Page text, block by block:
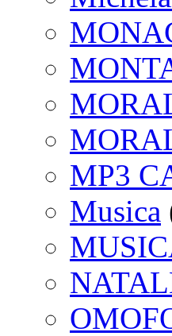
MP3
Musica